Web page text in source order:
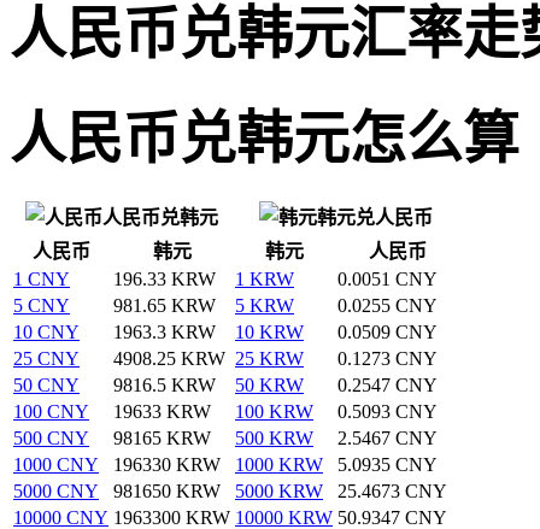
人民币兑韩元汇率走
人民币兑韩元怎么算
人民币兑韩元
韩元兑人民币
人民币
韩元 韩元
人民币
1 CNY
196.33 KRW 1 KRW
0.0051 CNY
5 CNY
981.65 KRW 5 KRW
0.0255 CNY
10 CNY
1963.3 KRW 10 KRW
0.0509 CNY
25 CNY
4908.25 KRW 25 KRW
0.1273 CNY
50 CNY
9816.5 KRW 50 KRW
0.2547 CNY
100 CNY
19633 KRW 100 KRW
0.5093 CNY
500 CNY
98165 KRW 500 KRW
2.5467 CNY
1000 CNY
196330 KRW 1000 KRW
5.0935 CNY
5000 CNY
981650 KRW 5000 KRW
25.4673 CNY
10000 CNY 1963300 KRW 10000 KRW 50.9347 CNY